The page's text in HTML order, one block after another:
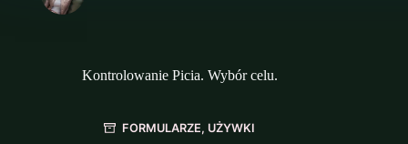
Kontrolowanie Picia. Wybór celu.
FORMULARZE, UŻYWKI